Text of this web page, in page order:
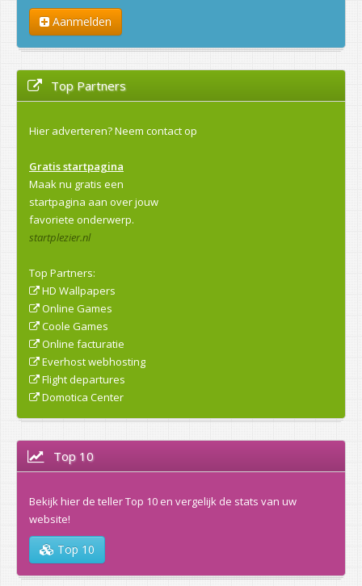
Aanmelden
Top Partners
Hier adverteren?Neem contact op
Gratis startpagina
Maak nu gratis een
startpagina aan over jouw
favoriete onderwerp.
startplezier.nl
Top Partners:
HD Wallpapers
Online Games
Coole Games
Online facturatie
Everhost webhosting
Flight departures
Domotica Center
Top 10
Bekijk hier de teller Top 10 en vergelijk de stats van uw
website!
Top 10